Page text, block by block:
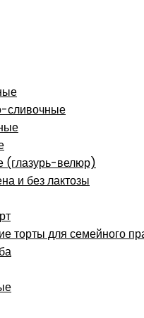
сливочные
(глазурь-велюр)
и без лактозы
торты для семейного